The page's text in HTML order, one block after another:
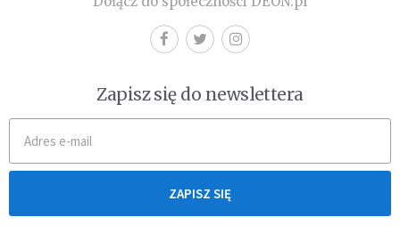
Zapisz się do newslettera
ZAPISZ SIĘ